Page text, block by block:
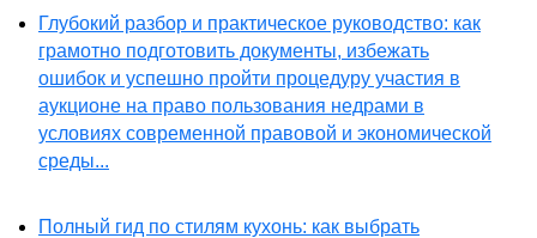
Глубокий разбор и практическое руководство: как
грамотно подготовить документы, избежать
ошибок и успешно пройти процедуру участия в
аукционе на право пользования недрами в
условиях современной правовой и экономической
среды...
Полный гид по стилям кухонь: как выбрать